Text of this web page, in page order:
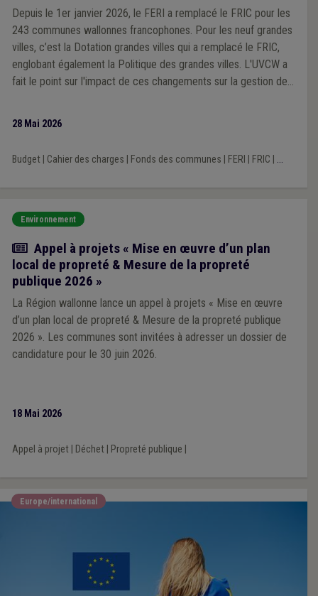
Depuis le 1er janvier 2026, le FERI a remplacé le FRIC pour les
243 communes wallonnes francophones. Pour les neuf grandes
villes, c’est la Dotation grandes villes qui a remplacé le FRIC,
englobant également la Politique des grandes villes. L'UVCW a
fait le point sur l'impact de ces changements sur la gestion des
28 Mai 2026
Budget| Cahier des charges Fonds des communes FERI FRIC ...
Environnement
Actualité
Appel à projets « Mise en œuvre d’un plan
local de propreté & Mesure de la propreté
publique 2026 »
La Région wallonne lance un appel à projets « Mise en œuvre
d’un plan local de propreté & Mesure de la propreté publique
2026 ». Les communes sont invitées à adresser un dossier de
candidature pour le 30 juin 2026.
18 Mai 2026
Appel à projet| Déchet| Propreté publique
Europe/international